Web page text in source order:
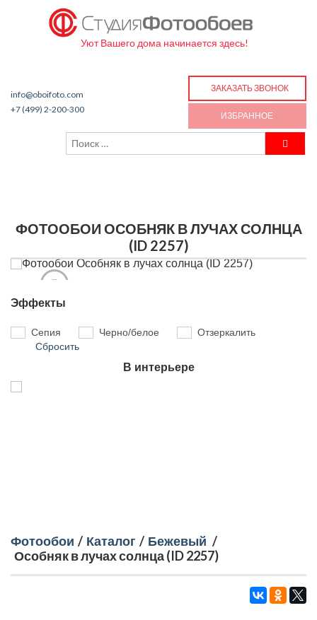
Уют Вашего дома начинается здесь!
info@oboifoto.com
+7 (499) 2-200-300
ЗАКАЗАТЬ ЗВОНОК
ИЗБРАННОЕ
ФОТООБОИ ОСОБНЯК В ЛУЧАХ СОЛНЦА
(ID 2257)
Эффекты
Сепия Черно/белое
Отзеркалить
Сбросить
В интерьере
Фотообои / Каталог / Бежевый /
Особняк в лучах солнца (ID 2257)